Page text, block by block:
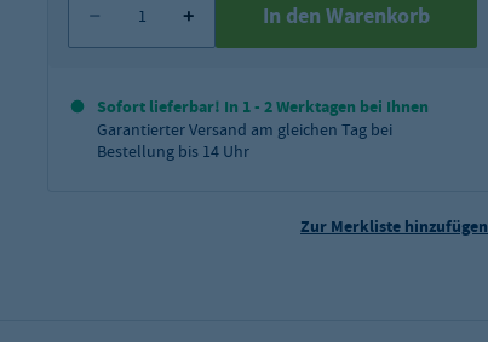
In den Warenkorb
Sofort lieferbar! In 1 - 2 Werktagen bei Ihnen
Garantierter Versand am gleichen Tag bei
Bestellung bis 14 Uhr
Zur Merkliste hinzufügen